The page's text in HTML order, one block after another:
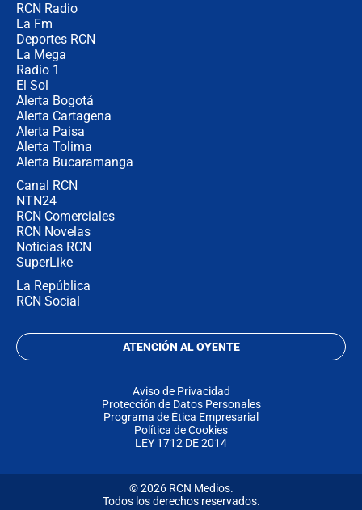
RCN Radio
La Fm
Deportes RCN
La Mega
Radio 1
El Sol
Alerta Bogotá
Alerta Cartagena
Alerta Paisa
Alerta Tolima
Alerta Bucaramanga
Canal RCN
NTN24
RCN Comerciales
RCN Novelas
Noticias RCN
SuperLike
La República
RCN Social
ATENCIÓN AL OYENTE
Aviso de Privacidad
Protección de Datos Personales
Programa de Ética Empresarial
Política de Cookies
LEY 1712 DE 2014
© 2026 RCN Medios.
Todos los derechos reservados.